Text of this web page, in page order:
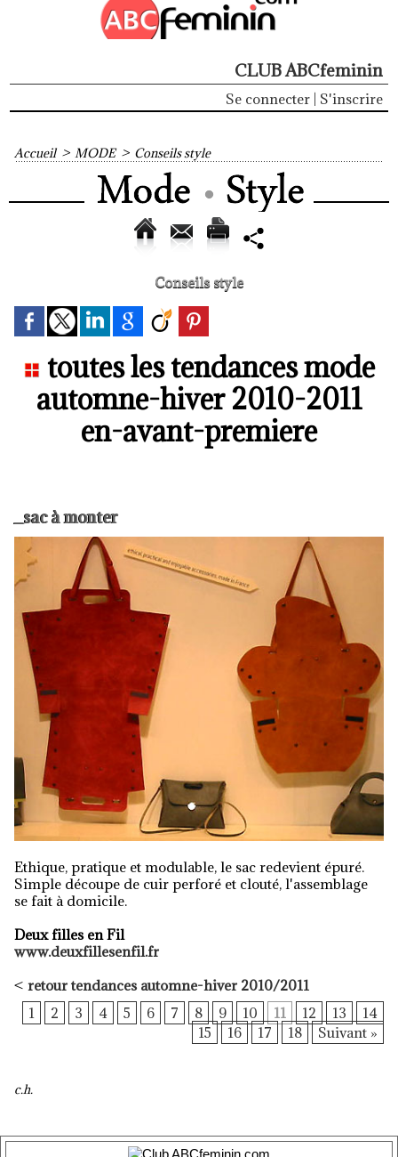
CLUB ABCfeminin
Se connecter S'inscrire
Accueil > MODE > Conseils style
Conseils style
toutes les tendances mode
automne-hiver 2010-2011
en-avant-premiere
_sac à monter
Ethique, pratique et modulable, le sac redevient épuré.
Simple découpe de cuir perforé et clouté, l'assemblage
se fait à domicile.
Deux filles en Fil
www.deuxfillesenfil.fr
< retour tendances automne-hiver 2010/2011
1
2 3 4 5 6 7 8 9 10 11 12 13
14
15
16 17 18 Suivant »
c.h.